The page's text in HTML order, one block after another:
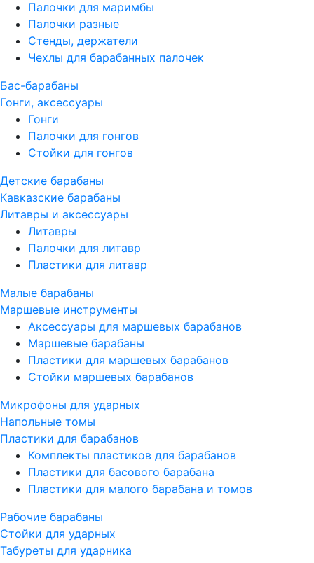
Палочки для маримбы
Палочки разные
Стенды, держатели
Чехлы для барабанных палочек
Бас-барабаны
Гонги, аксессуары
Гонги
Палочки для гонгов
Стойки для гонгов
Детские барабаны
Кавказские барабаны
Литавры и аксессуары
Литавры
Палочки для литавр
Пластики для литавр
Малые барабаны
Маршевые инструменты
Аксессуары для маршевых барабанов
Маршевые барабаны
Пластики для маршевых барабанов
Стойки маршевых барабанов
Микрофоны для ударных
Напольные томы
Пластики для барабанов
Комплекты пластиков для барабанов
Пластики для басового барабана
Пластики для малого барабана и томов
Рабочие барабаны
Стойки для ударных
Табуреты для ударника